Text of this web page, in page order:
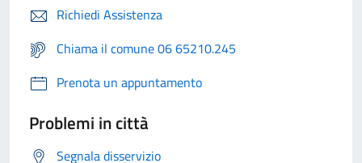
Richiedi Assistenza
Chiama il comune 06 65210.245
Prenota un appuntamento
Problemi in città
Segnala disservizio